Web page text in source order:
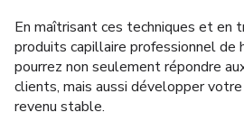
En maîtrisant ces techniques et en
produits capillaire professionnel de
pourrez non seulement répondre
clients, mais aussi développer
revenu stable.